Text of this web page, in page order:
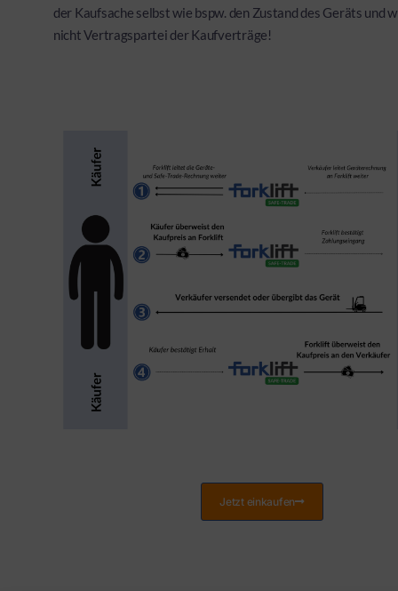
der Kaufsache selbst wie bspw. den Zustand des Geräts und
nicht Vertragspartei der Kaufverträge!
Jetzt einkaufen